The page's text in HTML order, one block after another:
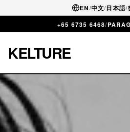
EN/中文/日本語/
+65 6735 6468/
KELTURE